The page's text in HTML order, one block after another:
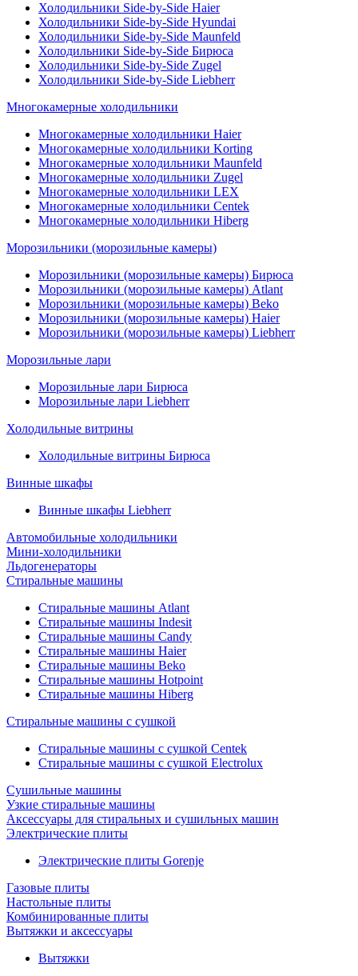
Холодильники Side-by-Side Haier
Холодильники Side-by-Side Hyundai
Холодильники Side-by-Side Maunfeld
Холодильники Side-by-Side Бирюса
Холодильники Side-by-Side Zugel
Холодильники Side-by-Side Liebherr
Многокамерные холодильники
Многокамерные холодильники Haier
Многокамерные холодильники Korting
Многокамерные холодильники Maunfeld
Многокамерные холодильники Zugel
Многокамерные холодильники LEX
Многокамерные холодильники Centek
Многокамерные холодильники Hiberg
Морозильники (морозильные камеры)
Морозильники (морозильные камеры) Бирюса
Морозильники (морозильные камеры) Atlant
Морозильники (морозильные камеры) Beko
Морозильники (морозильные камеры) Haier
Морозильники (морозильные камеры) Liebherr
Морозильные лари
Морозильные лари Бирюса
Морозильные лари Liebherr
Холодильные витрины
Холодильные витрины Бирюса
Винные шкафы
Винные шкафы Liebherr
Автомобильные холодильники
Мини-холодильники
Льдогенераторы
Стиральные машины
Стиральные машины Atlant
Стиральные машины Indesit
Стиральные машины Candy
Стиральные машины Haier
Стиральные машины Beko
Стиральные машины Hotpoint
Стиральные машины Hiberg
Стиральные машины с сушкой
Стиральные машины с сушкой Centek
Стиральные машины с сушкой Electrolux
Сушильные машины
Узкие стиральные машины
Аксессуары для стиральных и сушильных машин
Электрические плиты
Электрические плиты Gorenje
Газовые плиты
Настольные плиты
Комбинированные плиты
Вытяжки и аксессуары
Вытяжки